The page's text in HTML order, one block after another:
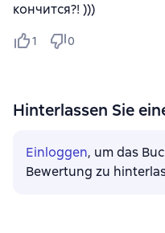
кончится?! )))
1 0
Hinterlassen Sie
Einloggen, um das
Bewertung zu